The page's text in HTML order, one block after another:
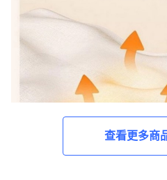
查看更多商